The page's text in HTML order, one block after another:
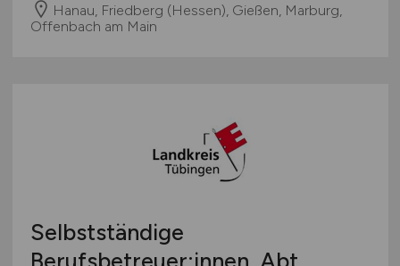
Hanau, Friedberg (Hessen), Gießen, Marburg,
Offenbach am Main
Selbstständige